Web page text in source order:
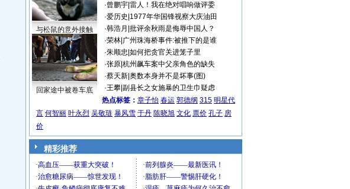
与松鼠的意外接触
回家途中被卷车底
·曾鹏宇| 雷人！我在绝对唱响做评委
·爱历史 1977年华国锋视察大庆油田
·韩浩月 批评余秋雨是侮辱中国人？
·荣林| 广州珠海桥事件:被推下的是谁
·朱顺忠 如何把贪官关进笼子里
·张原| 杭州飙车案中父亲角色的缺失
·蔡天新| 奥数本身并不是坏事(图)
·王攀| 副县长之女施暴的卫生巾疑虑
热点标签： 章子怡 春运 郭德纲 315 明星代
言 何智丽 叶永烈 吴敬琏 暴风雪 于丹 陈晓旭 文化 票价 孔子 房
价
精彩推荐